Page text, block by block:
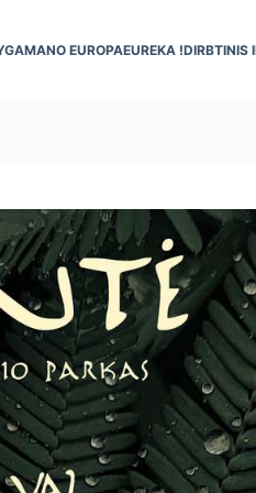
MANO EUROPAEUREKA !DIRBTINIS